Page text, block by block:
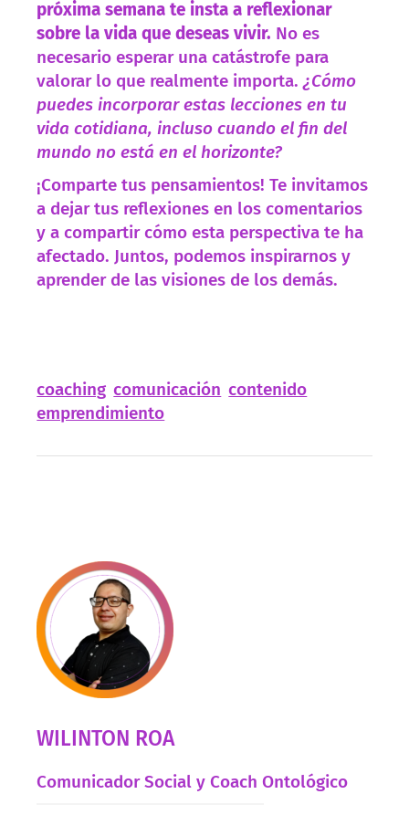
próxima semana te insta a reflexionar
sobre la vida que deseas vivir. No es
necesario esperar una catástrofe para
valorar lo que realmente importa. ¿Cómo
puedes incorporar estas lecciones en tu
vida cotidiana, incluso cuando el fin del
mundo no está en el horizonte?
¡Comparte tus pensamientos! Te invitamos
a dejar tus reflexiones en los comentarios
y a compartir cómo esta perspectiva te ha
afectado. Juntos, podemos inspirarnos y
aprender de las visiones de los demás.
coaching comunicación contenido
emprendimiento
WILINTON ROA
Comunicador Social y Coach Ontológico